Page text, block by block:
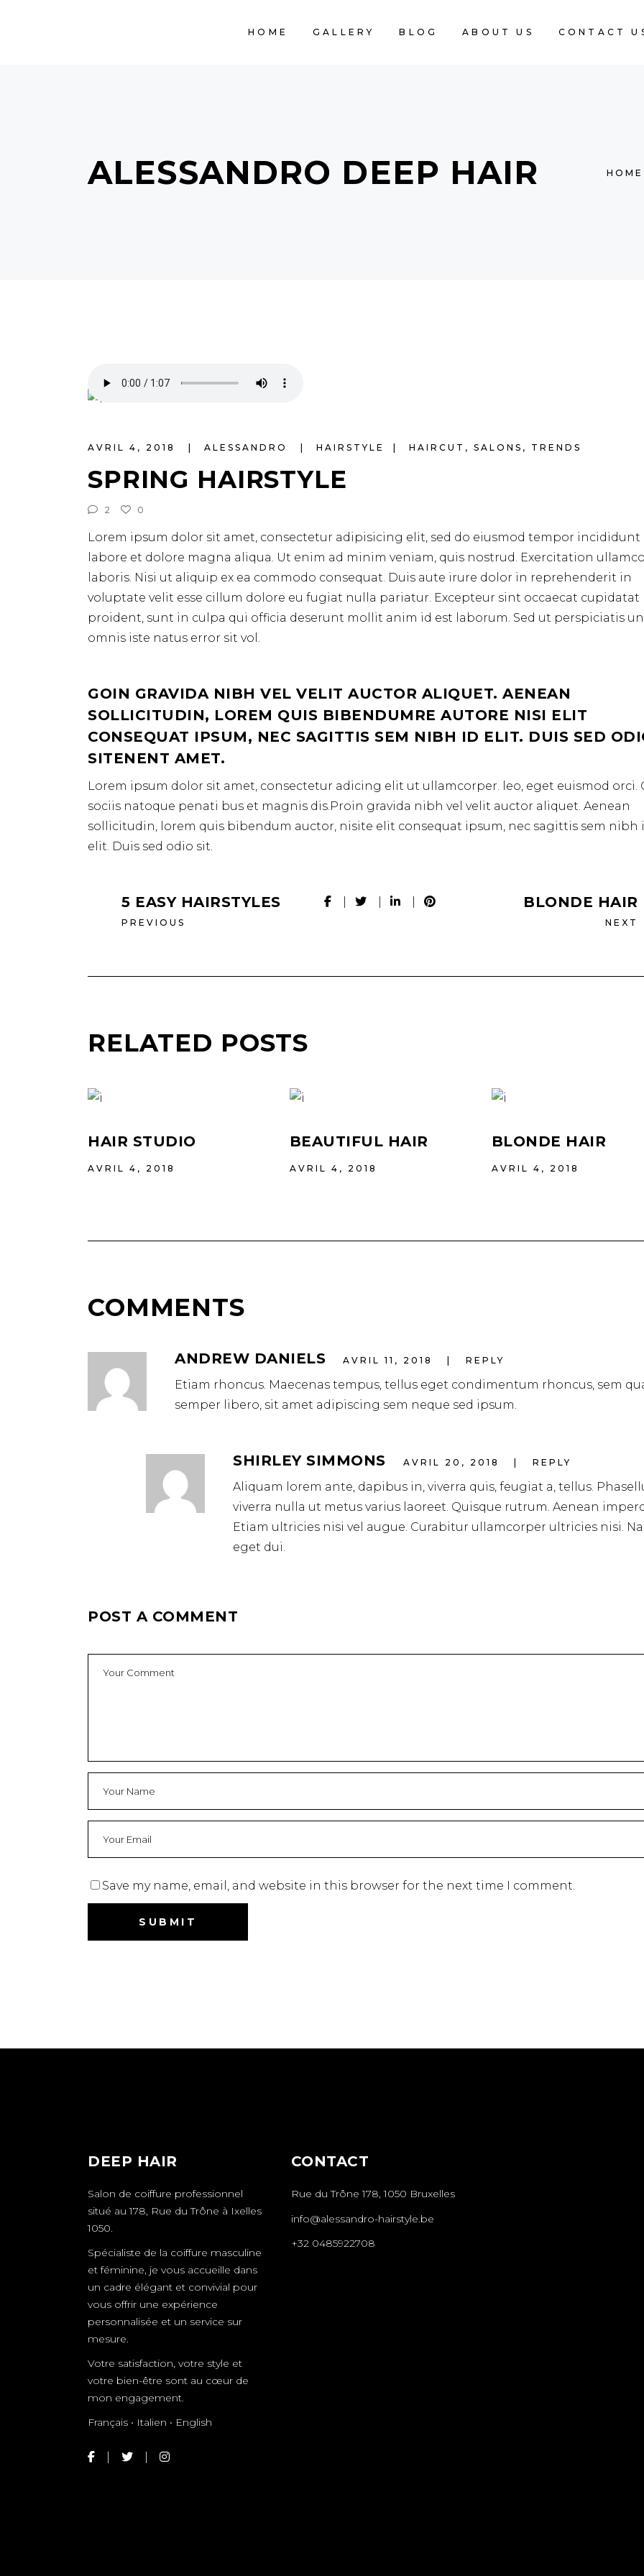
HOME GALLERY BLOG ABOUT US CONTACT
ALESSANDRO DEEP HAIR HOME
AVRIL 4, 2018 ALESSANDRO HAIRSTYLE HAIRCUT , SALONS , TRENDS
SPRING HAIRSTYLE
2 0
Lorem ipsum dolor sit amet, consectetur adipisicing elit, sed do eiusmod tempor incididunt
labore et dolore magna aliqua. Ut enim ad minim veniam, quis nostrud. Exercitation ullamco
laboris. Nisi ut aliquip ex ea commodo consequat. Duis aute irure dolor in reprehenderit in
voluptate velit esse cillum dolore eu fugiat nulla pariatur. Excepteur sint occaecat cupidatat
proident, sunt in culpa qui officia deserunt mollit anim id est laborum. Sed ut perspiciatis
omnis iste natus error sit vol.
GOIN GRAVIDA NIBH VEL VELIT AUCTOR ALIQUET. AENEAN
SOLLICITUDIN, LOREM QUIS BIBENDUMRE AUTORE NISI ELIT
CONSEQUAT IPSUM, NEC SAGITTIS SEM NIBH ID ELIT. DUIS SED
SITENENT AMET.
Lorem ipsum dolor sit amet, consectetur adicing elit ut ullamcorper. leo, eget euismod orci.
sociis natoque penati bus et magnis dis.Proin gravida nibh vel velit auctor aliquet. Aenean
sollicitudin, lorem quis bibendum auctor, nisite elit consequat ipsum, nec sagittis sem nibh
elit. Duis sed odio sit.
5 EASY HAIRSTYLES
PREVIOUS
BLONDE HAIR
NEXT
RELATED POSTS
HAIR STUDIO
AVRIL 4, 2018
BEAUTIFUL HAIR
AVRIL 4, 2018
BLONDE HAIR
AVRIL 4, 2018
COMMENTS
ANDREW DANIELS AVRIL 11, 2018 REPLY
Etiam rhoncus. Maecenas tempus, tellus eget condimentum rhoncus, sem
semper libero, sit amet adipiscing sem neque sed ipsum.
SHIRLEY SIMMONS AVRIL 20, 2018 REPLY
Aliquam lorem ante, dapibus in, viverra quis, feugiat a, tellus.
viverra nulla ut metus varius laoreet. Quisque rutrum. Aenean
Etiam ultricies nisi vel augue. Curabitur ullamcorper ultricies nisi.
eget dui.
POST A COMMENT
Save my name, email, and website in this browser for the next time I comment.
DEEP HAIR
Salon de coiffure professionnel
situé au 178, Rue du Trône à Ixelles
1050.
Spécialiste de la coiffure masculine
et féminine, je vous accueille dans
un cadre élégant et convivial pour
vous offrir une expérience
personnalisée et un service sur
mesure.
Votre satisfaction, votre style et
votre bien-être sont au cœur de
mon engagement.
Français • Italien • English
CONTACT
Rue du Trône 178, 1050 Bruxelles
info@alessandro-hairstyle.be
+32 0485922708